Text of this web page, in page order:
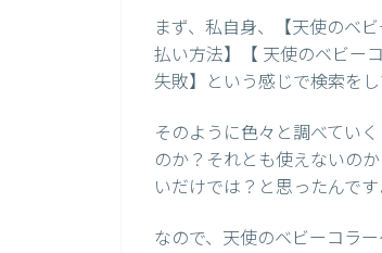
まず、私自身、【天使のベ
払い方法】【 天使のベビー
失敗】という感じで検索をし
そのように色々と調べてい
のか？それとも使えないの
いだけでは？と思ったんです
なので、天使のベビーコラ